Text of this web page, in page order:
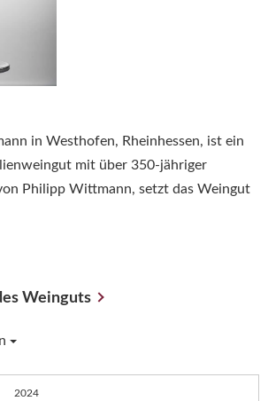
in Westhofen, Rheinhessen, ist ein
mit über 350-jähriger
Philipp Wittmann, setzt das Weingut
Weinguts
2024